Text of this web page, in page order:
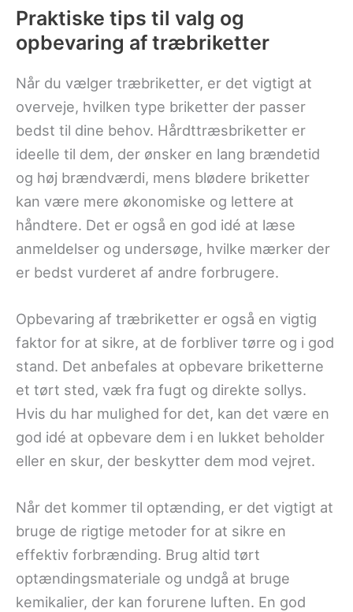
Praktiske tips til valg og
opbevaring af træbriketter
Når du vælger træbriketter, er det vigtigt at
overveje, hvilken type briketter der passer
bedst til dine behov. Hårdttræsbriketter er
ideelle til dem, der ønsker en lang brændetid
og høj brændværdi, mens blødere briketter
kan være mere økonomiske og lettere at
håndtere. Det er også en god idé at læse
anmeldelser og undersøge, hvilke mærker der
er bedst vurderet af andre forbrugere.
Opbevaring af træbriketter er også en vigtig
faktor for at sikre, at de forbliver tørre og i god
stand. Det anbefales at opbevare briketterne
et tørt sted, væk fra fugt og direkte sollys.
Hvis du har mulighed for det, kan det være en
god idé at opbevare dem i en lukket beholder
eller en skur, der beskytter dem mod vejret.
Når det kommer til optænding, er det vigtigt at
bruge de rigtige metoder for at sikre en
effektiv forbrænding. Brug altid tørt
optændingsmateriale og undgå at bruge
kemikalier, der kan forurene luften. En god